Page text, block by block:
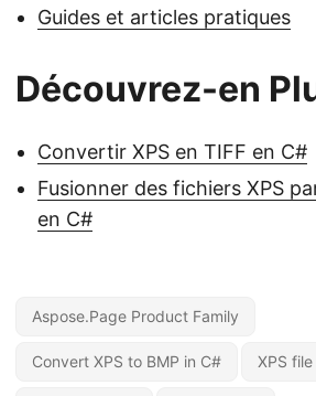
Guides et articles pratiques
Découvrez-en
Convertir XPS en TIFF en C#
Fusionner des fichiers XPS
en C#
Aspose.Page Product Family
Convert XPS to BMP in C# XPS